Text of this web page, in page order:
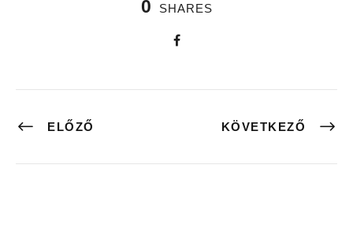
0 SHARES
ELŐZŐ KÖVETKEZŐ